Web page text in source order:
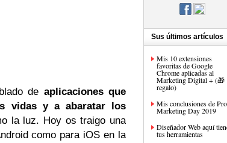
de aplicaciones que
vidas y a abaratar los
la luz. Hoy os traigo una
como para iOS en la
Sus últimos artículos
Mis 10 extensiones
favoritas de Google
Chrome aplicadas al
Marketing Digital + (🎁
regalo)
Mis conclusiones de Pro
Marketing Day 2019
Diseñador Web aquí
tus herramientas